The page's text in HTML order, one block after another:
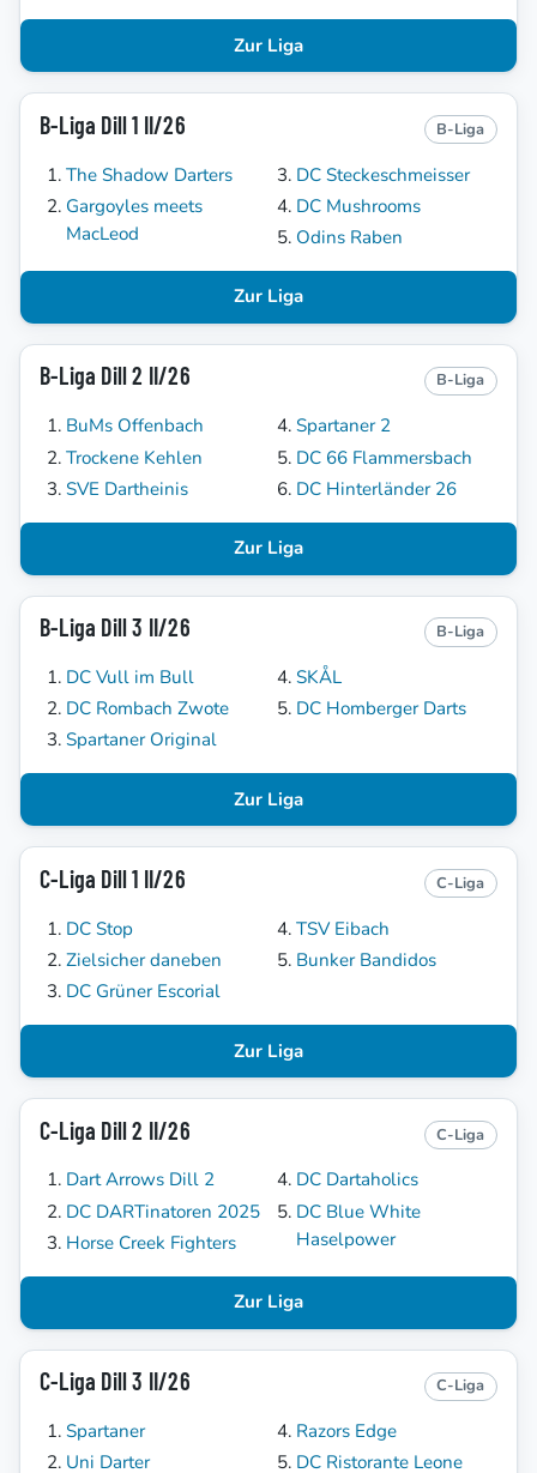
Zur Liga
B-Liga Dill 1 II/26 B-Liga
The Shadow Darters
Gargoyles meets
MacLeod
DC Steckeschmeisser
DC Mushrooms
Odins Raben
Zur Liga
B-Liga Dill 2 II/26 B-Liga
BuMs Offenbach
Trockene Kehlen
SVE Dartheinis
Spartaner 2
DC 66 Flammersbach
DC Hinterländer 26
Zur Liga
B-Liga Dill 3 II/26 B-Liga
DC Vull im Bull
DC Rombach Zwote
Spartaner Original
SKÅL
DC Homberger Darts
Zur Liga
C-Liga Dill 1 II/26 C-Liga
DC Stop
Zielsicher daneben
DC Grüner Escorial
TSV Eibach
Bunker Bandidos
Zur Liga
C-Liga Dill 2 II/26 C-Liga
Dart Arrows Dill 2
DC DARTinatoren 2025
Horse Creek Fighters
DC Dartaholics
DC Blue White
Haselpower
Zur Liga
C-Liga Dill 3 II/26 C-Liga
Spartaner
Uni Darter
Razors Edge
DC Ristorante Leone